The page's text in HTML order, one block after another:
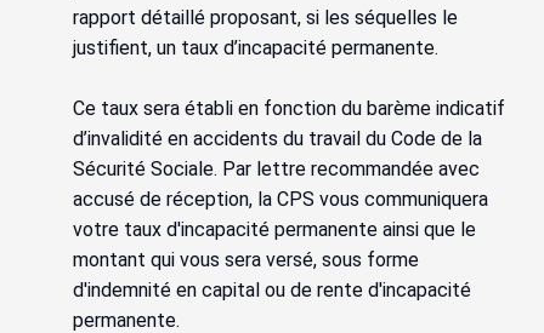
rapport détaillé proposant, si les séquelles le
justifient, un taux d’incapacité permanente.
Ce taux sera établi en fonction du barème indicatif
d’invalidité en accidents du travail du Code de la
Sécurité Sociale. Par lettre recommandée avec
accusé de réception, la CPS vous communiquera
votre taux d'incapacité permanente ainsi que le
montant qui vous sera versé, sous forme
d'indemnité en capital ou de rente d'incapacité
permanente.